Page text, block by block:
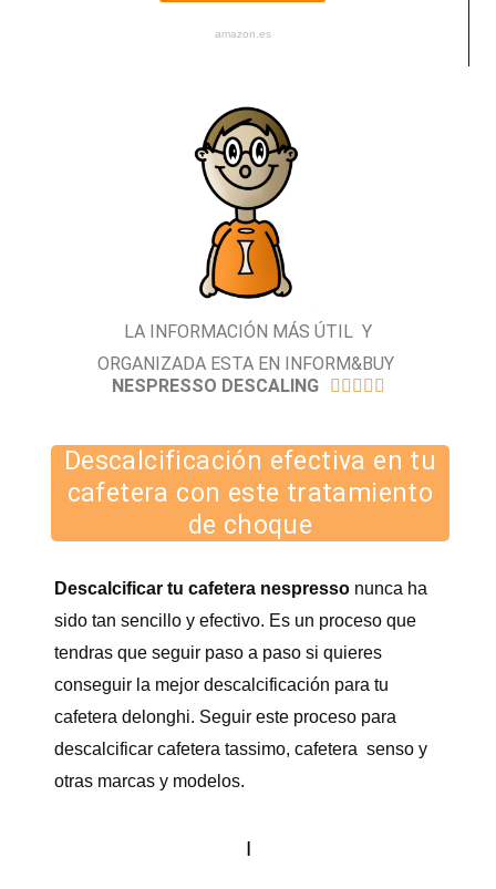
amazon.es
LA INFORMACIÓN MÁS ÚTIL Y
ORGANIZADA ESTA EN INFORM&BUY
NESPRESSO DESCALING
    
/
5
Descalcificación efectiva en tu
cafetera con este tratamiento
de choque
Descalcificar tu cafetera nespresso nunca ha
sido tan sencillo y efectivo. Es un proceso que
tendras que seguir paso a paso si quieres
conseguir la mejor descalcificación para tu
cafetera delonghi. Seguir este proceso para
descalcificar cafetera tassimo, cafetera senso y
otras marcas y modelos.
I